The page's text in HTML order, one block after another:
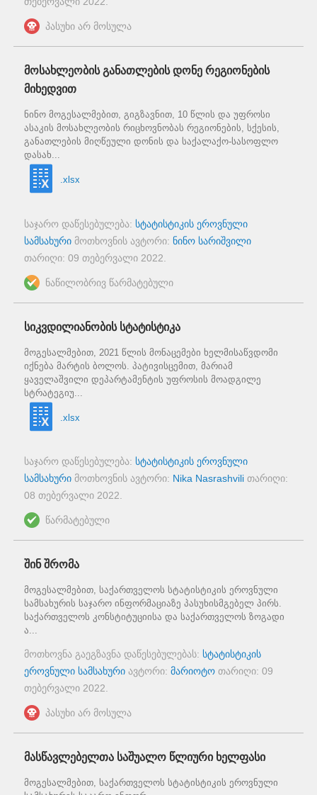
პასუხი არ მოსულა
მოსახლეობის განათლების დონე რეგიონების
მიხედვით
ნინო მოგესალმებით, გიგზავნით, 10 წლის და უფროსი
ასაკის მოსახლეობის რიცხოვნობას რეგიონების, სქესის,
განათლების მიღწეული დონის და საქალაქო-სასოფლო
დასახ...
.xlsx
საჯარო დაწესებულება: სტატისტიკის ეროვნული
სამსახური მოთხოვნის ავტორი: ნინო სარიშვილი
თარიღი: 09 თებერვალი 2022
ნაწილობრივ წარმატებული
სიკვდილიანობის სტატისტიკა
მოგესალმებით, 2021 წლის მონაცემები ხელმისაწვდომი
იქნება მარტის ბოლოს. პატივისცემით, მარიამ
ყაველაშვილი დეპარტამენტის უფროსის მოადგილე
სტრატეგიუ...
.xlsx
საჯარო დაწესებულება: სტატისტიკის ეროვნული
სამსახური მოთხოვნის ავტორი: Nika Nasrashvili თარიღი:
08 თებერვალი 2022.
წარმატებული
შინ შრომა
მოგესალმებით, საქართველოს სტატისტიკის ეროვნული
სამსახურის საჯარო ინფორმაციაზე პასუხისმგებელ პირს.
საქართველოს კონსტიტუციისა და საქართველოს ზოგადი
ა...
მოთხოვნა გაეგზავნა დაწესებულებას: სტატისტიკის
ეროვნული სამსახური ავტორი: მარიოტო თარიღი: 09
თებერვალი 2022.
პასუხი არ მოსულა
მასწავლებელთა საშუალო წლიური ხელფასი
მოგესალმებით, საქართველოს სტატისტიკის ეროვნული